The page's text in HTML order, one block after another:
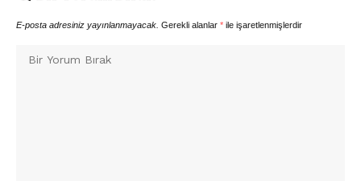
E-posta adresiniz yayınlanmayacak. Gerekli alanlar * ile işaretlenmişlerdir